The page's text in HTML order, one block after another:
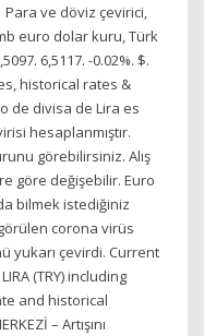
Para ve döviz çevirici,
euro dolar kuru, Türk
6,5117. -0.02%. $.
historical rates &
de divisa de Lira es
hesaplanmıştır.
görebilirsiniz. Alış
göre değişebilir. Euro
bilmek istediğiniz
corona virüs
yukarı çevirdi. Current
(TRY) including
and historical
– Artışını